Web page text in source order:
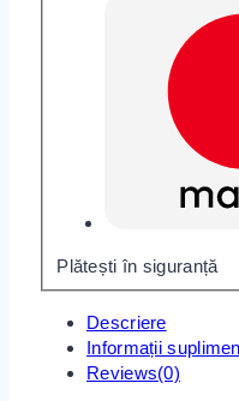
Plătești în siguranță
Descriere
Informații
Reviews(0)